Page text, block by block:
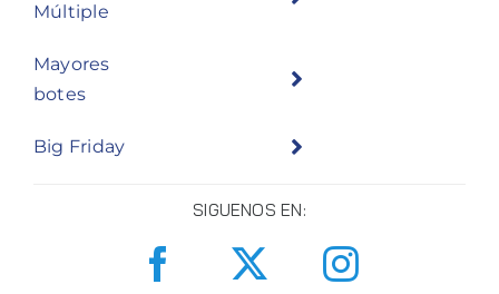
Múltiple
Mayores
botes
Big Friday
SIGUENOS EN: